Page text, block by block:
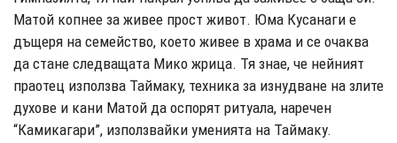
Матой копнее за живее прост живот. Юма Кусанаги е
дъщеря на семейство, което живее в храма и се очаква
да стане следващата Мико жрица. Тя знае, че нейният
праотец използва Таймаку, техника за изнудване на злите
духове и кани Матой да оспорят ритуала, наречен
“Камикагари”, използвайки уменията на Таймаку.